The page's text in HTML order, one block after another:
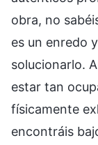
obra, no
es un enredo
solucionarlo.
estar tan
físicamente
encontráis